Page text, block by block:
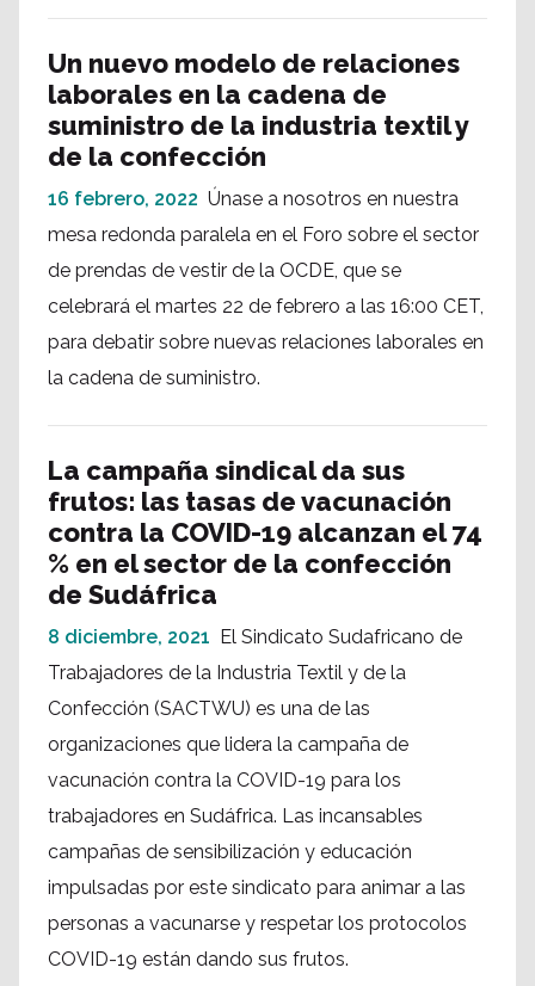
Un nuevo modelo de relaciones
laborales en la cadena de
suministro de la industria textil y
de la confección
16 febrero, 2022 Únase a nosotros en nuestra
mesa redonda paralela en el Foro sobre el sector
de prendas de vestir de la OCDE, que se
celebrará el martes 22 de febrero a las 16:00 CET,
para debatir sobre nuevas relaciones laborales en
la cadena de suministro.
La campaña sindical da sus
frutos: las tasas de vacunación
contra la COVID-19 alcanzan el 74
% en el sector de la confección
de Sudáfrica
8 diciembre, 2021 El Sindicato Sudafricano de
Trabajadores de la Industria Textil y de la
Confección (SACTWU) es una de las
organizaciones que lidera la campaña de
vacunación contra la COVID-19 para los
trabajadores en Sudáfrica. Las incansables
campañas de sensibilización y educación
impulsadas por este sindicato para animar a las
personas a vacunarse y respetar los protocolos
COVID-19 están dando sus frutos.